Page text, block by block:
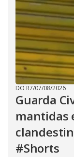
DO R7/07/08/2026
Guarda
mantidas
#Shorts